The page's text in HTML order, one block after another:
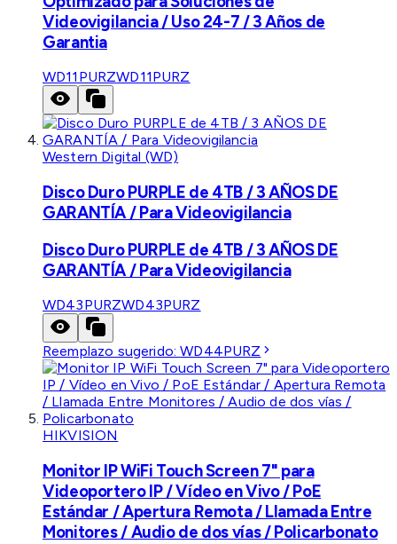
Videovigilancia / Uso 24-7 / 3 Años de
Garantia
WD11PURZWD11PURZ
Western Digital (WD)
Disco Duro PURPLE de 4TB / 3 AÑOS DE
GARANTÍA / Para Videovigilancia
Disco Duro PURPLE de 4TB / 3 AÑOS DE
GARANTÍA / Para Videovigilancia
WD43PURZWD43PURZ
Reemplazo sugerido:WD44PURZ
HIKVISION
Monitor IP WiFi Touch Screen 7" para
Videoportero IP / Vídeo en Vivo / PoE
Estándar / Apertura Remota / Llamada Entre
Monitores / Audio de dos vías / Policarbonato